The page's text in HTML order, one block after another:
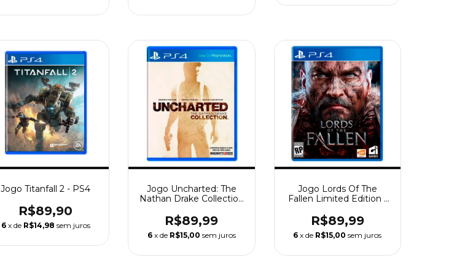
Jogo Titanfall 2 - PS4
R$89,90
6 x de R$14,98 sem juros
Jogo Uncharted: The
Nathan Drake Collection
R$89,99
6 x de R$15,00 sem juros
Jogo Lords Of The
Fallen Limited Edition -
R$89,99
6 x de R$15,00 sem juros